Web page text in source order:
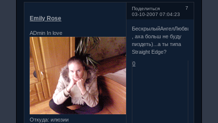
Поделиться
7
03-10-2007 07:04:23
Emily Rose
ADmin In love
Откуда: илюзии
БескрылыйАнгелЛюбви
, аха больш не буду
пиздеть)...а ты типа
Straight Edge?
0